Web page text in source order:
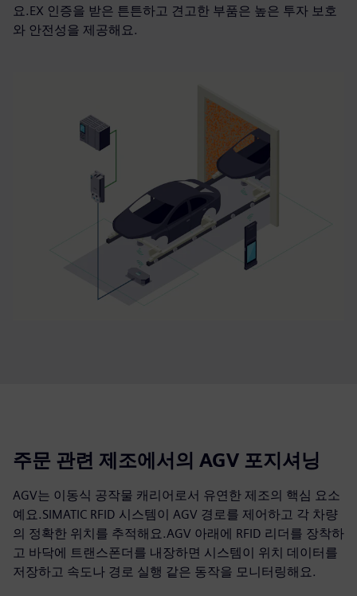
요.EX 인증을 받은 튼튼하고 견고한 부품은 높은 투자 보호
와 안전성을 제공해요.
주문 관련 제조에서의 AGV 포지셔닝
AGV는 이동식 공작물 캐리어로서 유연한 제조의 핵심 요소
예요.SIMATIC RFID 시스템이 AGV 경로를 제어하고 각 차량
의 정확한 위치를 추적해요.AGV 아래에 RFID 리더를 장착하
고 바닥에 트랜스폰더를 내장하면 시스템이 위치 데이터를
저장하고 속도나 경로 실행 같은 동작을 모니터링해요.